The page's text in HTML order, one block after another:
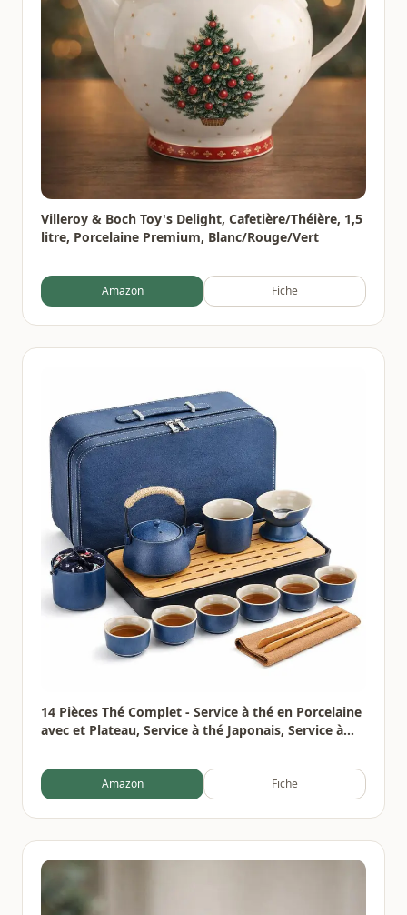
Villeroy & Boch Toy's Delight, Cafetière/Théière, 1,5
litre, Porcelaine Premium, Blanc/Rouge/Vert
Amazon Fiche
14 Pièces Thé Complet - Service à thé en Porcelaine
avec et Plateau, Service à thé Japonais, Service à
Isolées de 120 ml,220ml Théière Thés à Fleurs
Amazon Fiche